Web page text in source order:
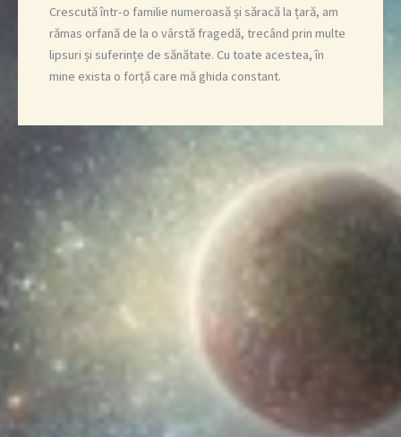
Crescută într-o familie numeroasă și săracă la țară, am
rămas orfană de la o vârstă fragedă, trecând prin multe
lipsuri și suferințe de sănătate. Cu toate acestea, în
mine exista o forță care mă ghida constant.